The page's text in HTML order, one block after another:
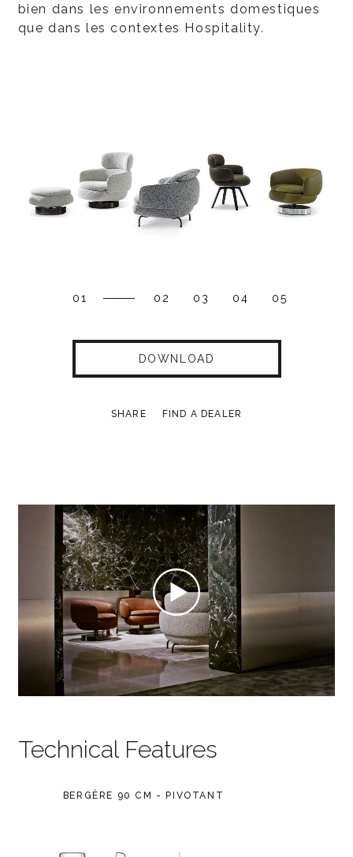
bien dans les environnements domestiques
que dans les contextes Hospitality.
01 02 03 04 05
DOWNLOAD
SHARE FIND A DEALER
Technical Features
BERGÈRE 90 CM - PIVOTANT